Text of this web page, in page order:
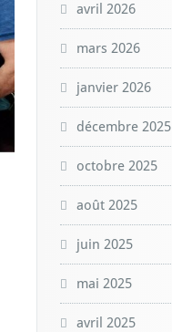
avril 2026
mars 2026
janvier 2026
décembre 2025
octobre 2025
août 2025
juin 2025
mai 2025
avril 2025